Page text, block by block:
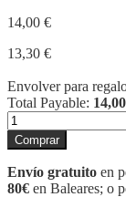
14,00 €
13,30 €
Envolver para
Total Payable: 14,00
LA
SABANA
(CAT)
cantidad
Comprar
Envío gratuito en
80€ en Baleares; o